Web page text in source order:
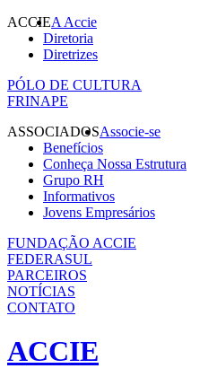
ACCIEA Accie
Diretoria
Diretrizes
PÓLO DE CULTURA
FRINAPE
ASSOCIADOSAssocie-se
Benefícios
Conheça Nossa Estrutura
Grupo RH
Informativos
Jovens Empresários
FUNDAÇÃO ACCIE
FEDERASUL
PARCEIROS
NOTÍCIAS
CONTATO
ACCIE